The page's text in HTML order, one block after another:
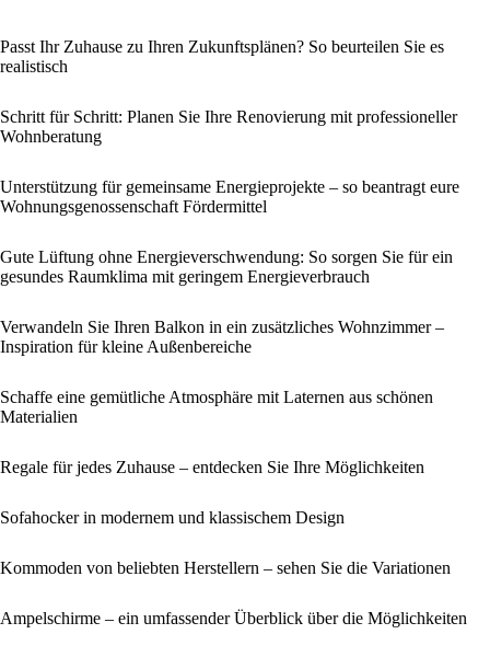
Passt Ihr Zuhause zu Ihren Zukunftsplänen? So beurteilen Sie es
realistisch
Schritt für Schritt: Planen Sie Ihre Renovierung mit professioneller
Wohnberatung
Unterstützung für gemeinsame Energieprojekte – so beantragt eure
Wohnungsgenossenschaft Fördermittel
Gute Lüftung ohne Energieverschwendung: So sorgen Sie für ein
gesundes Raumklima mit geringem Energieverbrauch
Verwandeln Sie Ihren Balkon in ein zusätzliches Wohnzimmer –
Inspiration für kleine Außenbereiche
Schaffe eine gemütliche Atmosphäre mit Laternen aus schönen
Materialien
Regale für jedes Zuhause – entdecken Sie Ihre Möglichkeiten
Sofahocker in modernem und klassischem Design
Kommoden von beliebten Herstellern – sehen Sie die Variationen
Ampelschirme – ein umfassender Überblick über die Möglichkeiten